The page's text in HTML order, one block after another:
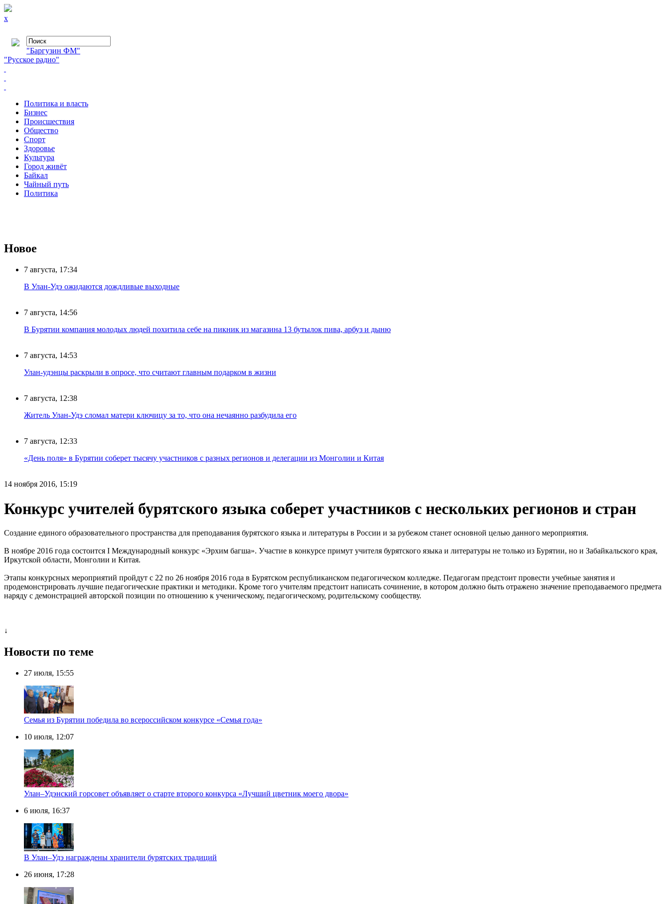
x
"Баргузин ФМ"
"Русское радио"
Политика и власть
Бизнес
Происшествия
Общество
Cпорт
Здоровье
Культура
Город живёт
Байкал
Чайный путь
Политика
Новое
7 августа, 17:34
В Улан-Удэ ожидаются дождливые выходные
7 августа, 14:56
В Бурятии компания молодых людей похитила себе на пикник из магазина 13 бутылок пива, арбуз и дыню
7 августа, 14:53
Улан-удэнцы раскрыли в опросе, что считают главным подарком в жизни
7 августа, 12:38
Житель Улан-Удэ сломал матери ключицу за то, что она нечаянно разбудила его
7 августа, 12:33
«День поля» в Бурятии соберет тысячу участников с разных регионов и делегации из Монголии и Китая
14 ноября 2016, 15:19
Конкурс учителей бурятского языка соберет участников с нескольких регионов и стран
Создание единого образовательного пространства для преподавания бурятского языка и литературы в России и за рубежом станет основной целью данного мероприятия.
В ноябре 2016 года состоится I Международный конкурс «Эрхим багша». Участие в конкурсе примут учителя бурятского языка и литературы не только из Бурятии, но и Забайкальского края,
Иркутской области, Монголии и Китая.
Этапы конкурсных мероприятий пройдут с 22 по 26 ноября 2016 года в Бурятском республиканском педагогическом колледже. Педагогам предстоит провести учебные занятия и
продемонстрировать лучшие педагогические практики и методики. Кроме того учителям предстоит написать сочинение, в котором должно быть отражено значение преподаваемого предмета
наряду с демонстрацией авторской позиции по отношению к ученическому, педагогическому, родительскому сообществу.
↓
Новости по теме
27 июля, 15:55
Семья из Бурятии победила во всероссийском конкурсе «Семья года»
10 июля, 12:07
Улан–Удэнский горсовет объявляет о старте второго конкурса «Лучший цветник моего двора»
6 июля, 16:37
В Улан–Удэ награждены хранители бурятских традиций
26 июня, 17:28